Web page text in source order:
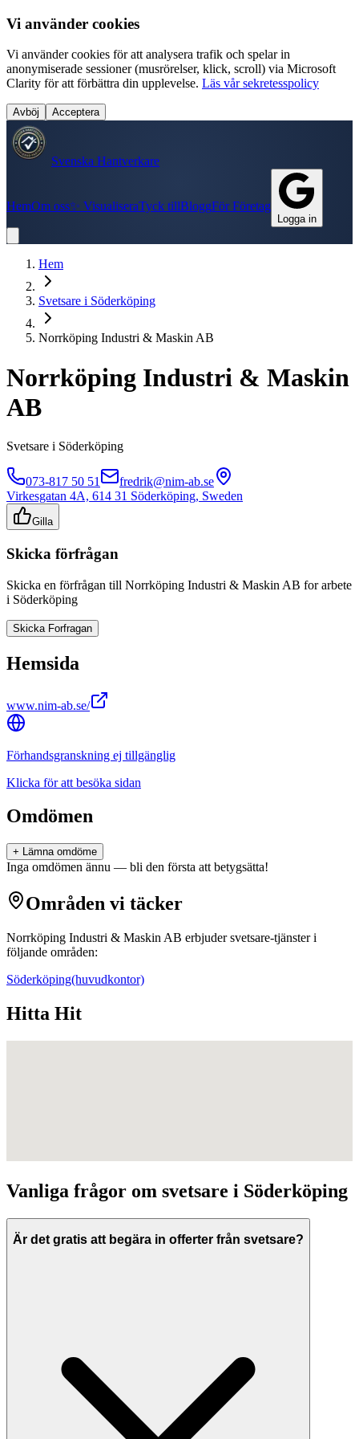
Vi använder cookies
Vi använder cookies för att analysera trafik och spelar in
anonymiserade sessioner (musrörelser, klick, scroll) via Microsoft
Clarity för att förbättra din upplevelse. Läs vår sekretesspolicy
Avböj Acceptera
Svenska Hantverkare
HemOm oss✨ VisualiseraTyck tillBloggFör Företag
Logga in
Hem
Svetsare i Söderköping
Norrköping Industri & Maskin AB
Norrköping Industri & Maskin
AB
Svetsare i Söderköping
073-817 50 51
fredrik@nim-ab.se
Virkesgatan 4A, 614 31 Söderköping, Sweden
Gilla
Skicka förfrågan
Skicka en förfrågan till Norrköping Industri & Maskin AB for arbete
i Söderköping
Skicka Forfragan
Hemsida
www.nim-ab.se/
Förhandsgranskning ej tillgänglig
Klicka för att besöka sidan
Omdömen
+ Lämna omdöme
Inga omdömen ännu — bli den första att betygsätta!
Områden vi täcker
Norrköping Industri & Maskin AB erbjudersvetsare-tjänster i
följande områden:
Söderköping(huvudkontor)
Hitta Hit
Vanliga frågor om svetsare i Söderköping
Är det gratis att begära in offerter från svetsare?